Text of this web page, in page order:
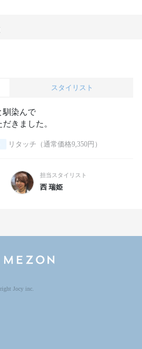
スタイリスト
馴染んで
リタッチ（通常価格9,350円）
担当スタイリスト
西 瑞姫
Jocy inc.